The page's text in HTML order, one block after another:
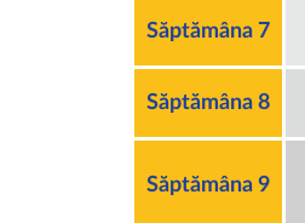
Săptămâna 7
Săptămâna 8
Săptămâna 9